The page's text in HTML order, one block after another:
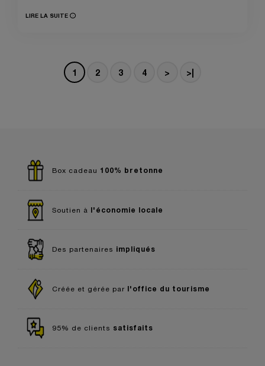
LIRE LA SUITE
1 2 3 4 > >|
Box cadeau 100% bretonne
Soutien à l'économie locale
Des partenaires impliqués
Créée et gérée par l'office du tourisme
95% de clients satisfaits